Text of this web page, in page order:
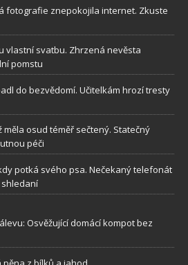
fotografie znepokojila internet. Zkuste
vlastní svatbu. Zhrzená nevěsta
pomstu
do bezvědomí. Učitelkám hrozí tresty
měla osud téměř sečtený. Statečný
péči
potká svého psa. Nečekaný telefonát
Osvěžující domácí kompot bez